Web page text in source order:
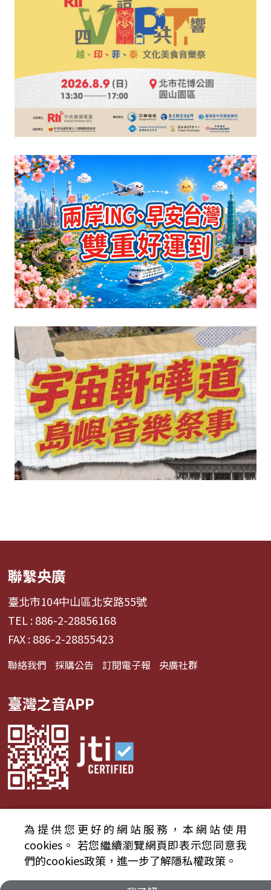
聯繫央廣
臺北市104中山區北安路55號
TEL : 886-2-28856168
FAX : 886-2-28855423
聯絡我們 採購公告 訂閱電子報 央廣社群
臺灣之音APP
© 2024財團法人中央廣播電臺 版權所有
資通安全政策聲明
服務條款 隱私權條款
為提供您更好的網站服務，本網站使用
cookies。 若您繼續瀏覽網頁即表示您同意我
們的cookies政策，進一步了解隱私權政策。